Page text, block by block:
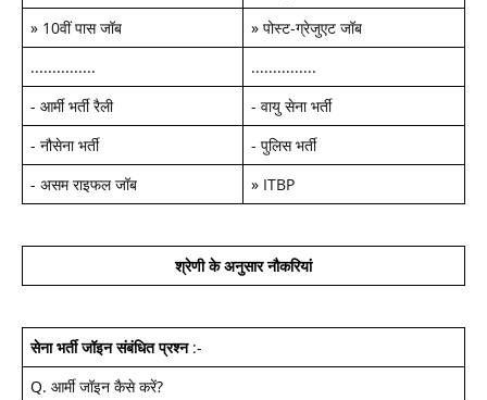
» 10वीं पास जॉब » पोस्ट-ग्रेजुएट जॉब
...............
...............
- आर्मी भर्ती रैली - वायु सेना भर्ती
- नौसेना भर्ती - पुलिस भर्ती
- असम राइफल जॉब » ITBP
श्रेणी के अनुसार नौकरियां
सेना भर्ती जॉइन संबंधित प्रश्न:-
Q. आर्मी जॉइन कैसे करें?